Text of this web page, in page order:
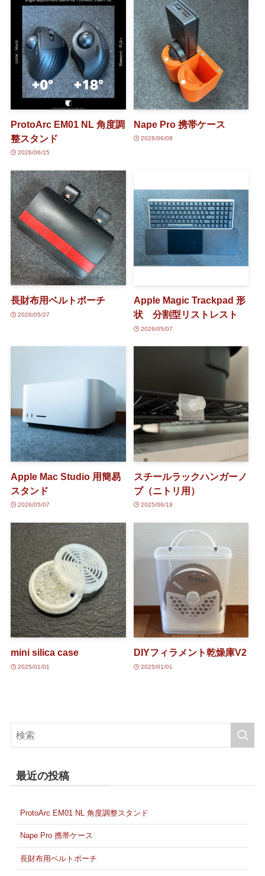
ProtoArc EM01 NL 角度調
整スタンド
2026/06/15
Nape Pro 携帯ケース
2026/06/08
長財布用ベルトポーチ
2026/05/27
Apple Magic Trackpad 形
状 分割型リストレスト
2026/05/07
Apple Mac Studio 用簡易
スタンド
2026/05/07
スチールラックハンガーノ
ブ（ニトリ用）
2025/06/19
mini silica case
2025/01/01
DIYフィラメント乾燥庫V2
2025/01/01
最近の投稿
ProtoArc EM01 NL 角度調整スタンド
Nape Pro 携帯ケース
長財布用ベルトポーチ